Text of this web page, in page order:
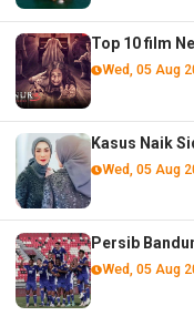
Top 10 film
Wed, 05 Aug
Kasus Naik
Wed, 05 Aug
Persib
Wed, 05 Aug